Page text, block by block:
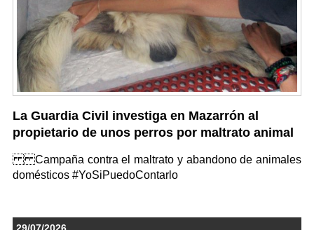
La Guardia Civil investiga en Mazarrón al
propietario de unos perros por maltrato animal
Campaña contra el maltrato y abandono de animales
domésticos #YoSiPuedoContarlo
29/07/2026